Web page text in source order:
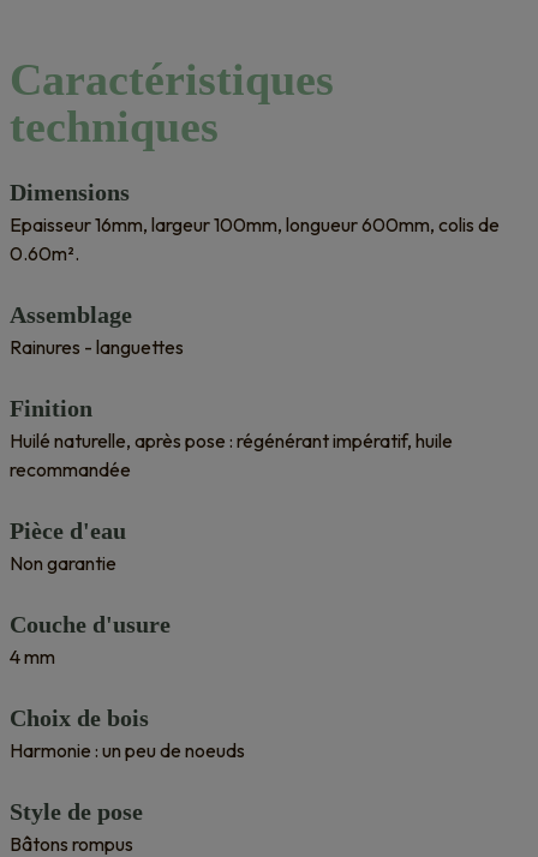
Caractéristiques
techniques
Dimensions
Epaisseur 16mm, largeur 100mm, longueur 600mm, colis de
0.60m².
Assemblage
Rainures - languettes
Finition
Huilé naturelle, après pose : régénérant impératif, huile
recommandée
Pièce d'eau
Non garantie
Couche d'usure
4 mm
Choix de bois
Harmonie : un peu de noeuds
Style de pose
Bâtons rompus